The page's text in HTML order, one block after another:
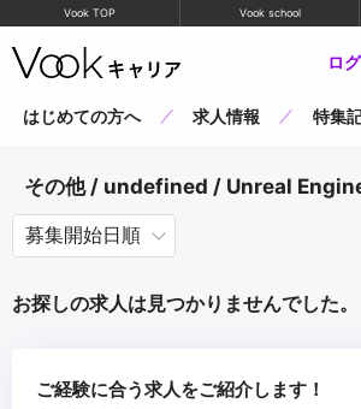
Vook TOP Vook school
ロ
はじめての方へ 求人情報 特集
その他 / undefined / Unreal
お探しの求人は見つかりませんでした。
ご経験に合う求人をご紹介します！